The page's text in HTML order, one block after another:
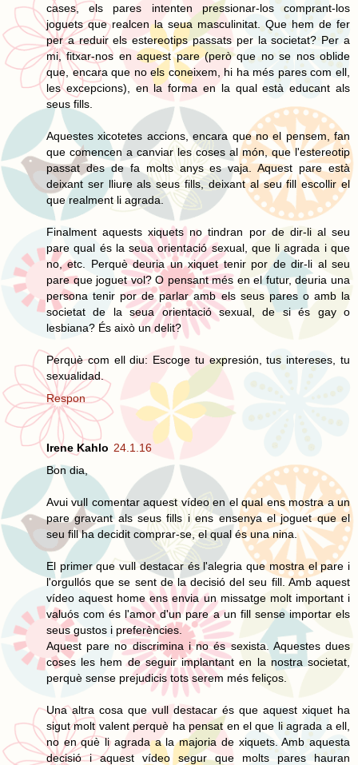
cases, els pares intenten pressionar-los comprant-los
joguets que realcen la seua masculinitat. Que hem de fer
per a reduir els estereotips passats per la societat? Per a
mi, fitxar-nos en aquest pare (però que no se nos oblide
que, encara que no els coneixem, hi ha més pares com ell,
les excepcions), en la forma en la qual està educant als
seus fills.
Aquestes xicotetes accions, encara que no el pensem, fan
que comencen a canviar les coses al món, que l'estereotip
passat des de fa molts anys es vaja. Aquest pare està
deixant ser lliure als seus fills, deixant al seu fill escollir el
que realment li agrada.
Finalment aquests xiquets no tindran por de dir-li al seu
pare qual és la seua orientació sexual, que li agrada i que
no, etc. Perquè deuria un xiquet tenir por de dir-li al seu
pare que joguet vol? O pensant més en el futur, deuria una
persona tenir por de parlar amb els seus pares o amb la
societat de la seua orientació sexual, de si és gay o
lesbiana? És això un delit?
Perquè com ell diu: Escoge tu expresión, tus intereses, tu
sexualidad.
Respon
Irene Kahlo 24.1.16
Bon dia,
Avui vull comentar aquest vídeo en el qual ens mostra a un
pare gravant als seus fills i ens ensenya el joguet que el
seu fill ha decidit comprar-se, el qual és una nina.
El primer que vull destacar és l'alegria que mostra el pare i
l'orgullós que se sent de la decisió del seu fill. Amb aquest
vídeo aquest home ens envia un missatge molt important i
valuós com és l'amor d'un pare a un fill sense importar els
seus gustos i preferències.
Aquest pare no discrimina i no és sexista. Aquestes dues
coses les hem de seguir implantant en la nostra societat,
perquè sense prejudicis tots serem més feliços.
Una altra cosa que vull destacar és que aquest xiquet ha
sigut molt valent perquè ha pensat en el que li agrada a ell,
no en què li agrada a la majoria de xiquets. Amb aquesta
decisió i aquest vídeo segur que molts pares hauran